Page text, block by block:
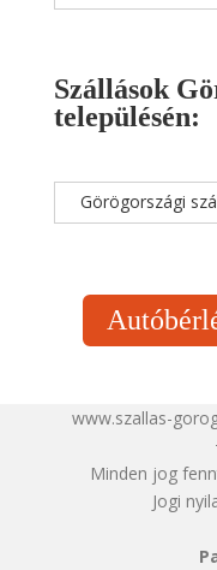
Szállások
településén:
Görögországi
www.szallas-
Minden jog
Jogi